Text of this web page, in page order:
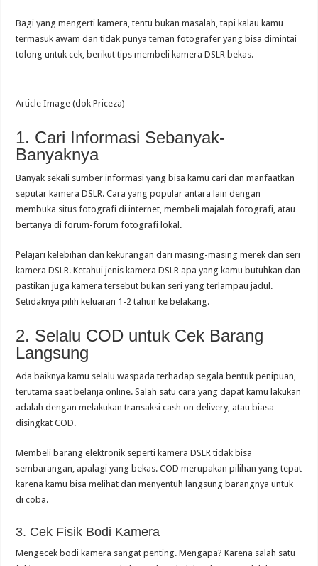
Bagi yang mengerti kamera, tentu bukan masalah, tapi kalau kamu
termasuk awam dan tidak punya teman fotografer yang bisa dimintai
tolong untuk cek, berikut tips membeli kamera DSLR bekas.
Article Image (dok Priceza)
1. Cari Informasi Sebanyak-
Banyaknya
Banyak sekali sumber informasi yang bisa kamu cari dan manfaatkan
seputar kamera DSLR. Cara yang popular antara lain dengan
membuka situs fotografi di internet, membeli majalah fotografi, atau
bertanya di forum-forum fotografi lokal.
Pelajari kelebihan dan kekurangan dari masing-masing merek dan seri
kamera DSLR. Ketahui jenis kamera DSLR apa yang kamu butuhkan dan
pastikan juga kamera tersebut bukan seri yang terlampau jadul.
Setidaknya pilih keluaran 1-2 tahun ke belakang.
2. Selalu COD untuk Cek Barang
Langsung
Ada baiknya kamu selalu waspada terhadap segala bentuk penipuan,
terutama saat belanja online. Salah satu cara yang dapat kamu lakukan
adalah dengan melakukan transaksi cash on delivery, atau biasa
disingkat COD.
Membeli barang elektronik seperti kamera DSLR tidak bisa
sembarangan, apalagi yang bekas. COD merupakan pilihan yang tepat
karena kamu bisa melihat dan menyentuh langsung barangnya untuk
di coba.
3. Cek Fisik Bodi Kamera
Mengecek bodi kamera sangat penting. Mengapa? Karena salah satu